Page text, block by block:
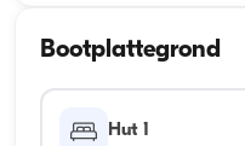
Bootplattegrond
Hut 1